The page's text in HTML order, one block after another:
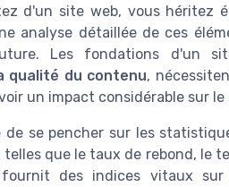
d'un site web, vous héritez
analyse détaillée de ces
Les fondations d'un
qualité du contenu,
un impact considérable sur le
de se pencher sur les
telles que le taux de rebond, le
fournit des indices vitaux